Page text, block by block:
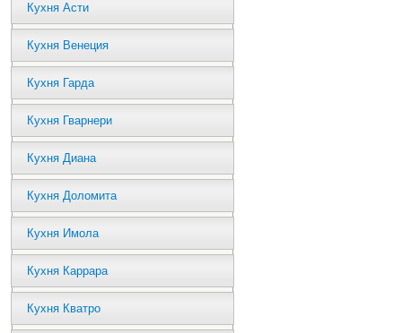
Кухня Асти
Кухня Венеция
Кухня Гарда
Кухня Гварнери
Кухня Диана
Кухня Доломита
Кухня Имола
Кухня Каррара
Кухня Кватро